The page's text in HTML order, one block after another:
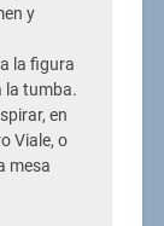
y
la figura
la tumba.
en
Viale, o
mesa